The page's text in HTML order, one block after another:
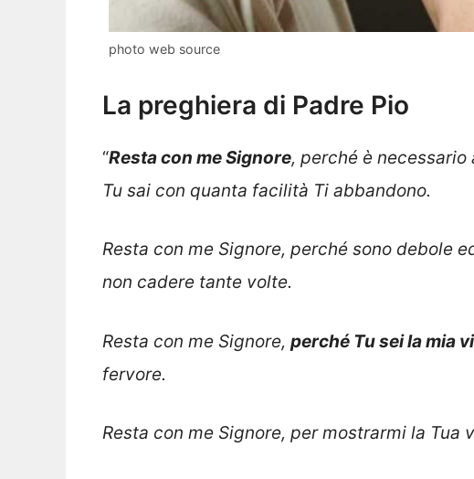
photo web source
La preghiera di Padre Pio
“Resta con me Signore, perché è
Tu sai con quanta facilità Ti abbandono.
Resta con me Signore, perché sono debole
non cadere tante volte.
Resta con me Signore, perché Tu sei la mia
fervore.
Resta con me Signore, per mostrarmi la Tua